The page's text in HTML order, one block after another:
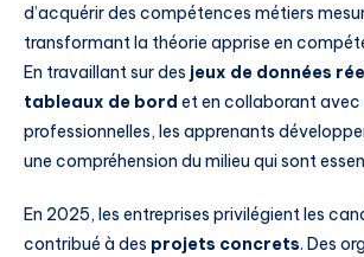
d’acquérir des compétences métiers
transformant la théorie apprise en
En travaillant sur des jeux de données
tableaux de bord et en collaborant avec
professionnelles, les apprenants
une compréhension du milieu qui sont
En 2025, les entreprises privilégient les
contribué à des projets concrets. Des